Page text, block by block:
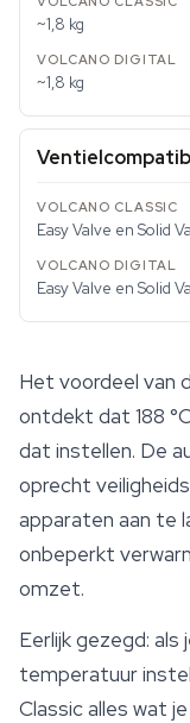
~1,8 kg
~1,8 kg
Easy Valve en Solid
Easy Valve en Solid
Het voordeel van
ontdekt dat 188
dat instellen. De
oprecht
apparaten aan te
onbeperkt
omzet.
Eerlijk gezegd:
temperatuur
Classic alles wat